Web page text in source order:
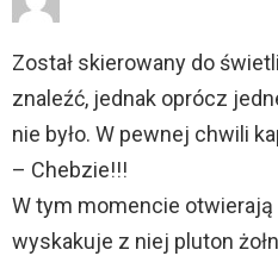
Został skierowany do
znaleźć, jednak oprócz
nie było. W pewnej chwili
– Chebzie!!!
W tym momencie
wyskakuje z niej pluton